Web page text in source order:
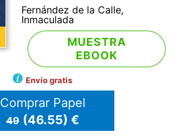
Fernández de la Calle,
Inmaculada
MUESTRA
EBOOK
Envío gratis
Comprar Papel
49(46.55) €